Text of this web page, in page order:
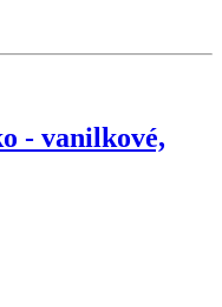
- vanilkové,